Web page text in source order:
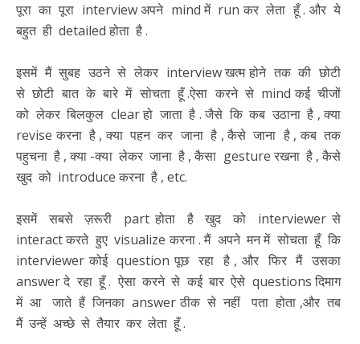
पूरा का पूरा interview अपने mind में run कर लेता हूँ . और ये
बहुत ही detailed होता है .
इसमें मैं सुबह उठने से लेकर interview खत्म होने तक की छोटी
से छोटी बात के बारे में सोचता हूँ .ऐसा करने से mind कई चीजों
को लेकर बिलकुल clear हो जाता है . जैसे कि कब उठाना है , क्या
revise करना है , क्या पहन कर जाना है , कैसे जाना है , कब तक
पहुचना है , क्या -क्या लेकर जाना है , कैसा gesture रखना है , कैसे
खुद को introduce करना है , etc.
इसमें सबसे ज़रूरी part होता है खुद को interviewer से
interact करते हुए visualize करना . मैं अपने मन में सोचता हूँ कि
interviewer कोई question पूछ रहा है , और फिर मैं उसका
answer दे रहा हूँ . ऐसा करने से कई बार ऐसे questions दिमाग
में आ जाते हैं जिनका answer ठीक से नहीं पता होता ,और तब
मैं उन्हें अच्छे से तैयार कर लेता हूँ .